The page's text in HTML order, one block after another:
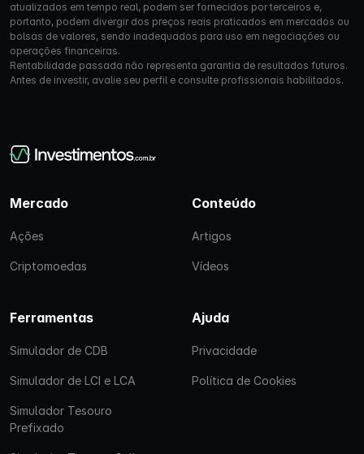
atualizados em tempo real, podem ser fornecidos por terceiros e,
portanto, podem divergir dos preços reais praticados em mercados ou
bolsas de valores, sendo inadequados para uso em negociações ou
operações financeiras.
Rentabilidade passada não representa garantia de resultados futuros.
Antes de investir, avalie seu perfil e consulte profissionais habilitados.
Mercado
Ações
Criptomoedas
Conteúdo
Artigos
Vídeos
Ferramentas
Simulador de CDB
Simulador de LCI e LCA
Simulador Tesouro
Prefixado
Ajuda
Privacidade
Política de Cookies